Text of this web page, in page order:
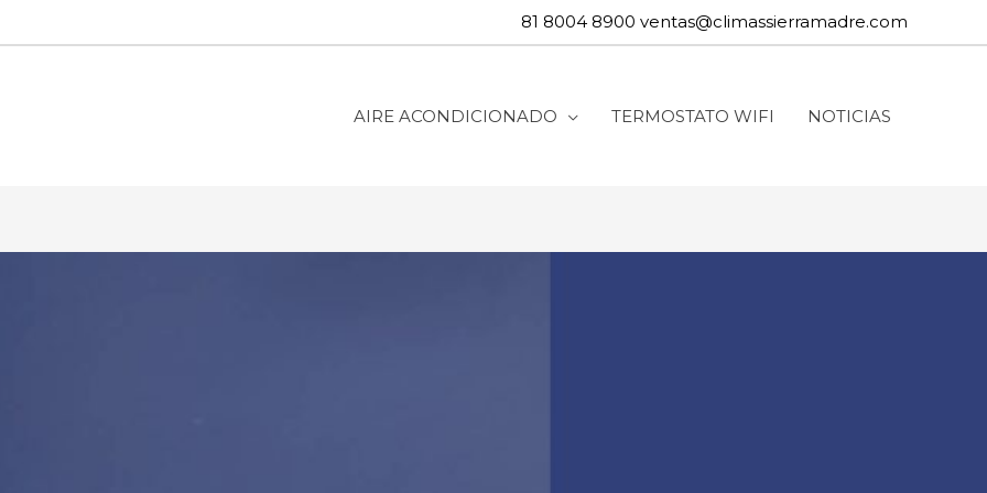
81 8004 8900 ventas@climassierramadre.com
AIRE ACONDICIONADO TERMOSTATO WIFI NOTICIAS